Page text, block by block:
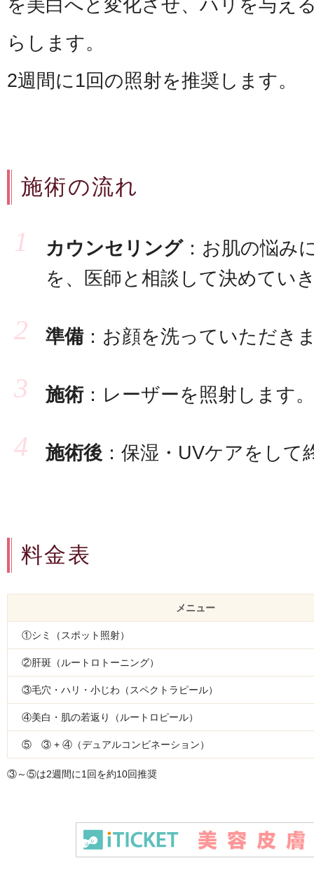
を美白へと変化させ、ハリを与え
らします。
2週間に1回の照射を推奨します。
施術の流れ
カウンセリング：お肌の悩み
を、医師と相談して決めてい
準備：お顔を洗っていただき
施術：レーザーを照射します
施術後 ：保湿・UVケアをし
料金表
メニュー
①シミ（スポット照射）
②肝斑（ルートロトーニング）
③毛穴・ハリ・小じわ（スペクトラピール）
④美白・肌の若返り（ルートロピール）
⑤ ③ + ④（デュアルコンビネーション）
③～⑤は2週間に1回を約10回推奨